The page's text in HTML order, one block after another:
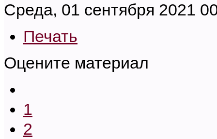
Среда, 01 сентября 2021
Печать
Оцените материал
1
2